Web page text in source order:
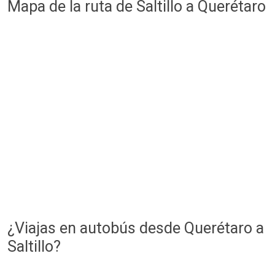
Mapa de la ruta de Saltillo a Querétaro
¿Viajas en autobús desde Querétaro a
Saltillo?